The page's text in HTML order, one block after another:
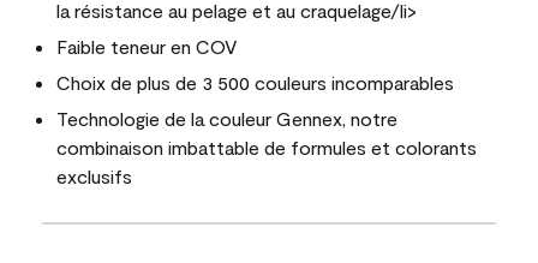
la résistance au pelage et au craquelage/li>
Faible teneur en COV
Choix de plus de 3 500 couleurs incomparables
Technologie de la couleur Gennex, notre
combinaison imbattable de formules et colorants
exclusifs